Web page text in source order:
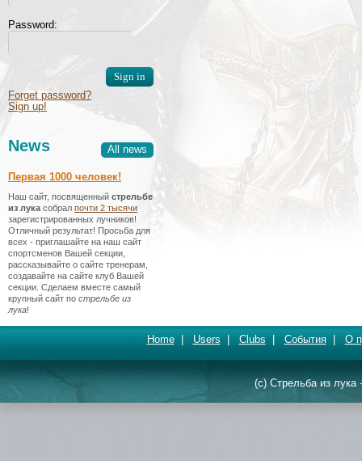
Password:
Forget password?
Sign up!
All news
News
Первая 1000 человек!
Наш сайт, посвященный стрельбе
из лука собрал почти 2 тысячи
зарегистрированных лучников!
Отличный результат! Просьба для
всех - приглашайте на наш сайт
спортсменов Вашей секции,
рассказывайте о сайте тренерам,
создавайте на сайте клуб Вашей
секции. Сделаем вместе самый
крупный сайт по стрельбе из
лука!
Home| Users Clubs События| О
(c) Стрельба из лука